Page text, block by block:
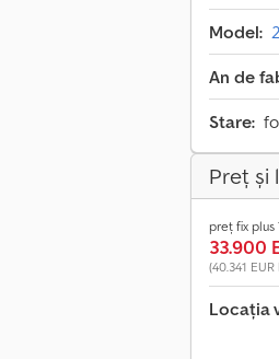
Model:
An de
Stare:
Preț și
preț fix plus
33.900
(40.341
Locația